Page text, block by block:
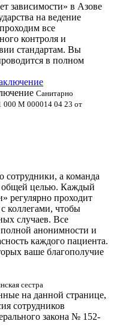
зависимости» в Азове
на ведение
все
контроля и
стандартам. Вы
в полном
Санитарно
000 М 000014 04 23 от
а команда
целью. Каждый
регулярно проходит
коллегами, чтобы
случаев. Все
анонимности и
каждого пациента.
ваше благополучие
сестра
на данной странице,
сотрудников
закона № 152-